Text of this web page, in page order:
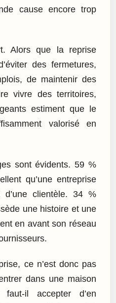
cause encore trop
Alors que la reprise
des fermetures,
de maintenir des
vivre des territoires,
estiment que le
valorisé en
sont évidents. 59 %
qu’une entreprise
d’une clientèle. 34 %
une histoire et une
en avant son réseau
ce n’est donc pas
dans une maison
il accepter d’en